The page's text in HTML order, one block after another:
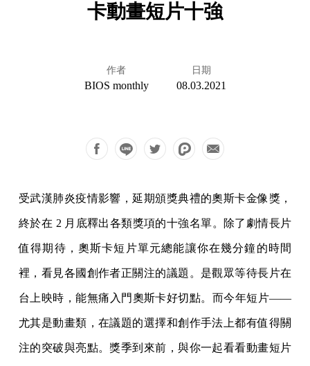
卡動畫短片十強
作者
BIOS monthly
日期
08.03.2021
受武漢肺炎疫情影響，延期頒獎典禮的奧斯卡金像獎，
終於在 2 月底釋出各類獎項的十強名單。除了劇情長片
值得期待，奧斯卡短片單元總能讓你在幾分鐘的時間
裡，看見各國創作者正關注的議題。是觀眾等待長片在
台上映時，能無痛入門奧斯卡好切點。而今年短片——
尤其是動畫類，在議題的選擇和創作手法上都有值得關
注的突破與亮點。獎季到來前，與你一起看看動畫短片